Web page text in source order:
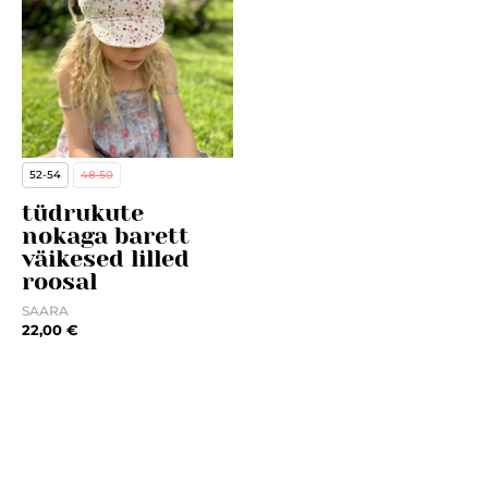
52-54 48-50
tüdrukute
nokaga barett
väikesed lilled
roosal
SAARA
22,00 €